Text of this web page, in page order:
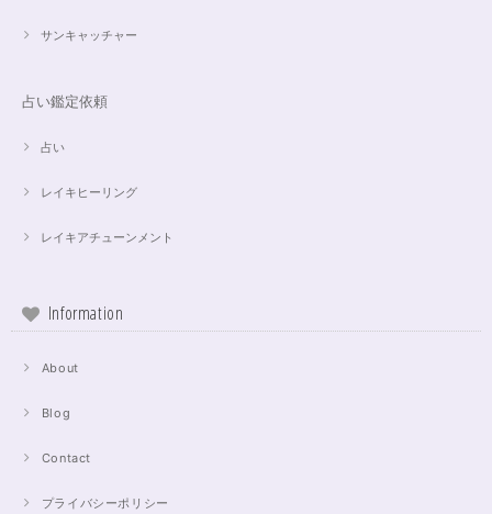
サンキャッチャー
占い鑑定依頼
占い
レイキヒーリング
レイキアチューンメント
Information
About
Blog
Contact
プライバシーポリシー